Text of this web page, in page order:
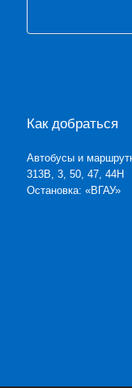
Как добраться
Автобусы и
313В, 3, 50, 47, 44Н
Остановка: «ВГАУ»